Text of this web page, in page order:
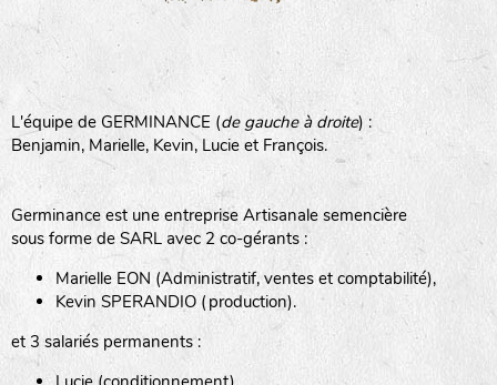
L'équipe de GERMINANCE (de gauche à droite) :
Benjamin, Marielle, Kevin, Lucie et François.
Germinance est une entreprise Artisanale semencière
sous forme de SARL avec 2 co-gérants :
Marielle EON (Administratif, ventes et comptabilité),
Kevin SPERANDIO (production).
et 3 salariés permanents :